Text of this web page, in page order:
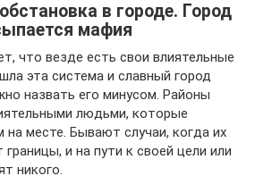
в городе. Город
мафия
что везде есть свои влиятельные
эта система и славный город
назвать его минусом. Районы
людьми, которые
на месте. Бывают случаи, когда их
и на пути к своей цели или
никого.